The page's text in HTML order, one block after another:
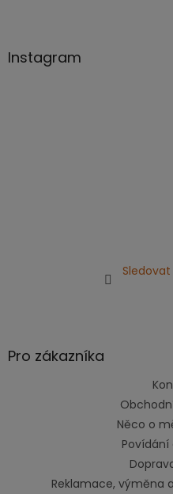
aInstagram
Pro zákazníka
Něco o
Povídání
Reklamace, výměna